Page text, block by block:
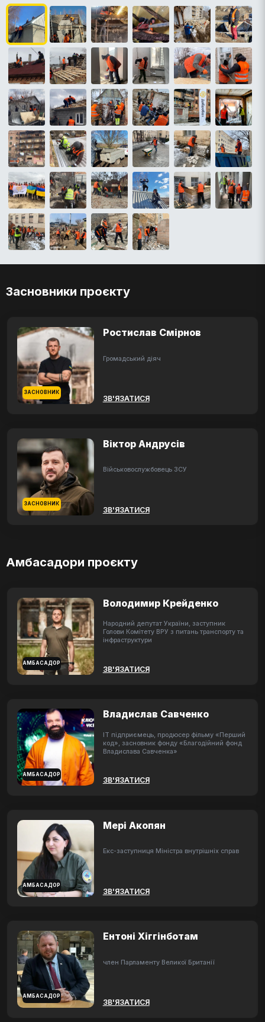
Засновники проєкту
ЗАСНОВНИК
Ростислав Смірнов
Громадський діяч
ЗВ'ЯЗАТИСЯ
ЗАСНОВНИК
Віктор Андрусів
Військовослужбовець ЗСУ
ЗВ'ЯЗАТИСЯ
Амбасадори проєкту
АМБАСАДОР
Володимир Крейденко
Народний депутат України, заступник
Голови Комітету ВРУ з питань транспорту та
інфраструктури
ЗВ'ЯЗАТИСЯ
АМБАСАДОР
Владислав Савченко
ІТ підприємець, продюсер фільму «Перший
код», засновник фонду «Благодійний фонд
Владислава Савченка»
ЗВ'ЯЗАТИСЯ
АМБАСАДОР
Мері Акопян
Екс-заступниця Міністра внутрішніх справ
ЗВ'ЯЗАТИСЯ
АМБАСАДОР
Ентоні Хіггінботам
член Парламенту Великої Британії
ЗВ'ЯЗАТИСЯ